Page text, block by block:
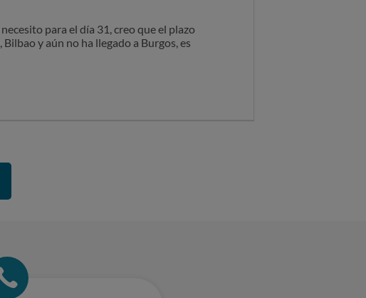
para el día 31, creo que el plazo
y aún no ha llegado a Burgos, es